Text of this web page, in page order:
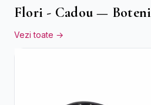
Flori - Cadou — Boteni
Vezi toate →